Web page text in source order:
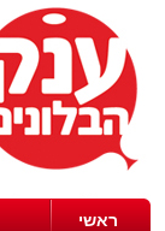
ראשי